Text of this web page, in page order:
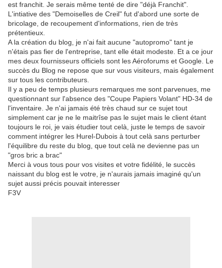
est franchit. Je serais même tenté de dire "déjà Franchit".
L'intiative des "Demoiselles de Creil" fut d'abord une sorte de
bricolage, de recoupement d'informations, rien de très
prétentieux.
A la création du blog, je n'ai fait aucune "autopromo" tant je
n'étais pas fier de l'entreprise, tant elle était modeste. Et a ce jour
mes deux fournisseurs officiels sont les Aéroforums et Google. Le
succès du Blog ne repose que sur vous visiteurs, mais également
sur tous les contributeurs.
Il y a peu de temps plusieurs remarques me sont parvenues, me
questionnant sur l'absence des "Coupe Papiers Volant" HD-34 de
l'inventaire. Je n'ai jamais été très chaud sur ce sujet tout
simplement car je ne le maitrîse pas le sujet mais le client étant
toujours le roi, je vais étudier tout celà, juste le temps de savoir
comment intégrer les Hurel-Dubois à tout celà sans perturber
l'équilibre du reste du blog, que tout celà ne devienne pas un
"gros bric a brac"
Merci à vous tous pour vos visites et votre fidélité, le succès
naissant du blog est le votre, je n'aurais jamais imaginé qu'un
sujet aussi précis pouvait interesser
F3V